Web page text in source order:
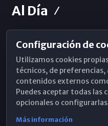
Al Día
Horarios de Misa
Hemeroteca
WhatsApp
Configuración de
Utilizamos cookies
técnicos, de
contenidos externos
Puedes aceptar todas las
opcionales o
Más información